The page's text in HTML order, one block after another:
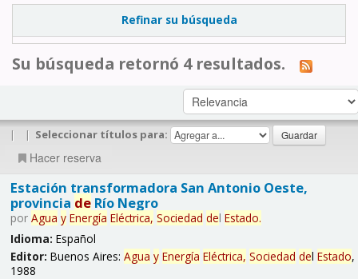
Refinar su búsqueda
Su búsqueda retornó 4 resultados.
| | Seleccionar títulos para:
Hacer reserva
Estación transformadora San Antonio Oeste,
provincia deRío Negro
por Agua y Energía Eléctrica, Sociedad del Estado.
Idioma: Español
Editor: Buenos Aires: Agua y Energía Eléctrica, Sociedad del Estado,
1988